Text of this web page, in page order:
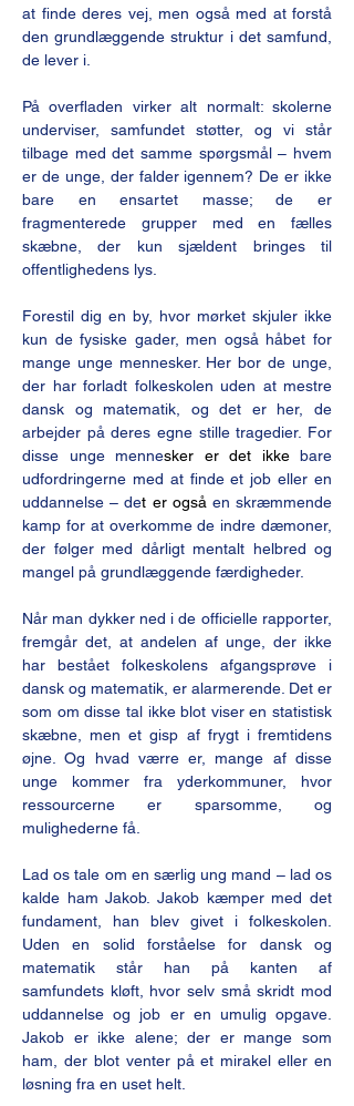
at finde deres vej, men også med at forstå
den grundlæggende struktur i det samfund,
de lever i.
På overfladen virker alt normalt: skolerne
underviser, samfundet støtter, og vi står
tilbage med det samme spørgsmål – hvem
er de unge, der falder igennem? De er ikke
bare en ensartet masse; de er
fragmenterede grupper med en fælles
skæbne, der kun sjældent bringes til
offentlighedens lys.
Forestil dig en by, hvor mørket skjuler ikke
kun de fysiske gader, men også håbet for
mange unge mennesker. Her bor de unge,
der har forladt folkeskolen uden at mestre
dansk og matematik, og det er her, de
arbejder på deres egne stille tragedier. For
disse unge mennesker er det ikke bare
udfordringerne med at finde et job eller en
uddannelse – det er også en skræmmende
kamp for at overkomme de indre dæmoner,
der følger med dårligt mentalt helbred og
mangel på grundlæggende færdigheder.
Når man dykker ned i de officielle rapporter,
fremgår det, at andelen af unge, der ikke
har bestået folkeskolens afgangsprøve i
dansk og matematik, er alarmerende. Det er
som om disse tal ikke blot viser en statistisk
skæbne, men et gisp af frygt i fremtidens
øjne. Og hvad værre er, mange af disse
unge kommer fra yderkommuner, hvor
ressourcerne er sparsomme, og
mulighederne få.
Lad os tale om en særlig ung mand – lad os
kalde ham Jakob. Jakob kæmper med det
fundament, han blev givet i folkeskolen.
Uden en solid forståelse for dansk og
matematik står han på kanten af
samfundets kløft, hvor selv små skridt mod
uddannelse og job er en umulig opgave.
Jakob er ikke alene; der er mange som
ham, der blot venter på et mirakel eller en
løsning fra en uset helt.